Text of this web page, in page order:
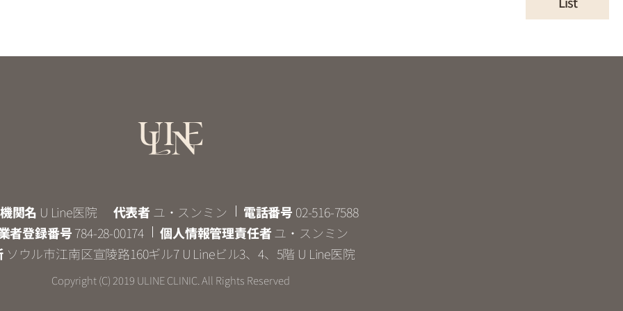
関名 U Line医院 代表者 ユ・スンミン 電話番号 02-516-7588
者登録番号784-28-00174 個人情報管理責任者ユ・スンミン
ソウル市江南区宣陵路160ギル7 U Lineビル3、4、5階 U Line医院
Copyright (C) 2019 ULINE CLINIC. All Rights Reserved